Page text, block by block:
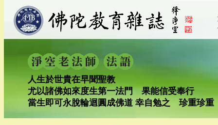
人生於世貴在早聞聖教
尤以諸佛如來度生第一法門 果能信受奉行
當生即可永脫輪迴圓成佛道 幸自勉之 珍重珍重